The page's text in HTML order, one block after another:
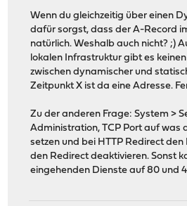
Wenn du gleichzeitig über einen
dafür sorgst, dass der A-Record
natürlich. Weshalb auch nicht? ;)
lokalen Infrastruktur gibt es
zwischen dynamischer und
Zeitpunkt X ist da eine Adresse.
Zu der anderen Frage: System >
Administration, TCP Port auf was
setzen und bei HTTP Redirect den
den Redirect deaktivieren. Sonst
eingehenden Dienste auf 80 und